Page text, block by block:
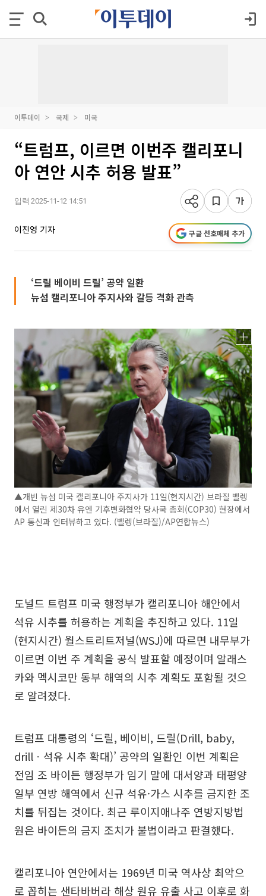
이투데이 국제 미국
“트럼프, 이르면 이번주 캘리포니
아 연안 시추 허용 발표”
입력 2025-11-12 14:51
이진영 기자 구글 선호매체 추가
‘드릴 베이비 드릴’ 공약 일환
뉴섬 캘리포니아 주지사와 갈등 격화 관측
▲개빈 뉴섬 미국 캘리포니아 주지사가 11일(현지시간) 브라질 벨렝
에서 열린 제30차 유엔 기후변화협약 당사국 총회(COP30) 현장에서
AP 통신과 인터뷰하고 있다. (벨렝(브라질)/AP연합뉴스)
도널드 트럼프 미국 행정부가 캘리포니아 해안에서
석유 시추를 허용하는 계획을 추진하고 있다. 11일
(현지시간) 월스트리트저널(WSJ)에 따르면 내무부가
이르면 이번 주 계획을 공식 발표할 예정이며 알래스
카와 멕시코만 동부 해역의 시추 계획도 포함될 것으
로 알려졌다.
트럼프 대통령의 ‘드릴, 베이비, 드릴(Drill, baby,
drillㆍ석유 시추 확대)’ 공약의 일환인 이번 계획은
전임 조 바이든 행정부가 임기 말에 대서양과 태평양
일부 연방 해역에서 신규 석유·가스 시추를 금지한 조
치를 뒤집는 것이다. 최근 루이지애나주 연방지방법
원은 바이든의 금지 조치가 불법이라고 판결했다.
캘리포니아 연안에서는 1969년 미국 역사상 최악으
로 꼽히는 샌타바버라 해상 원유 유출 사고 이후로 화